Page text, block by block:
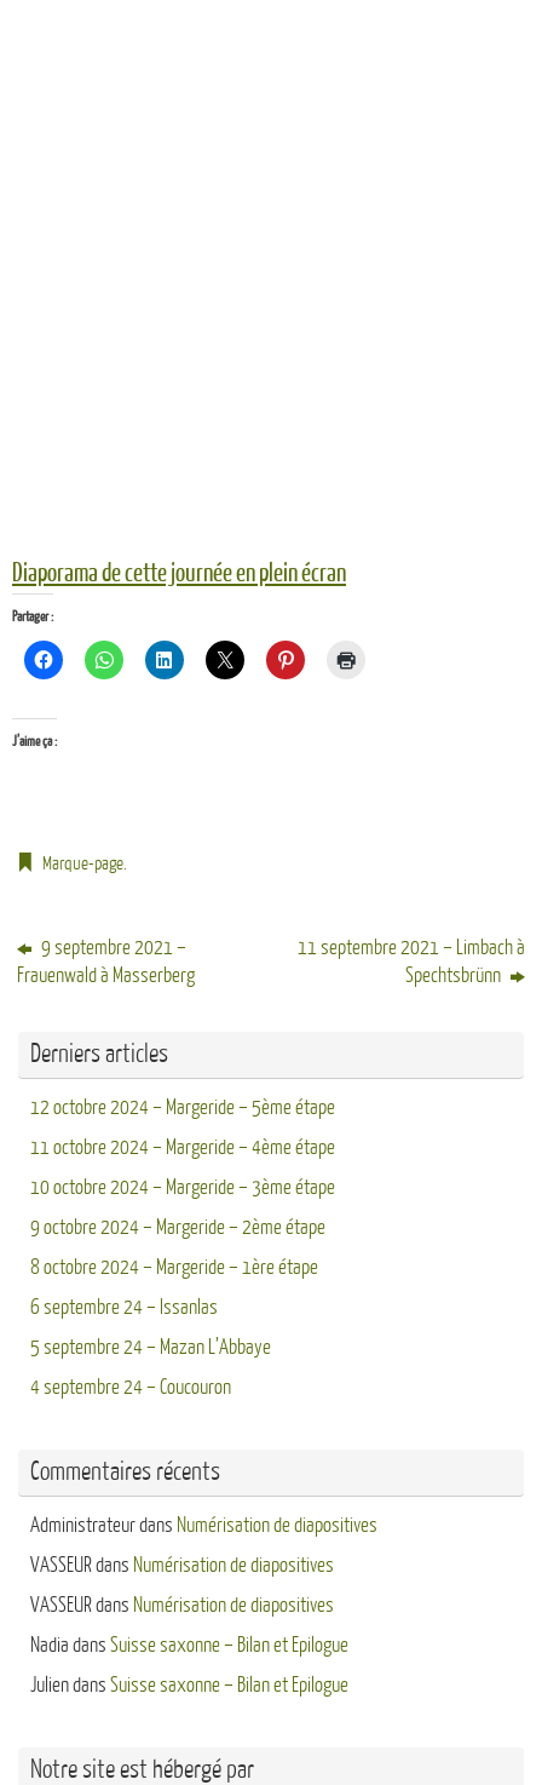
Diaporama de cette journée en plein écran
Partager :
J’aime ça :
Marque-page.
9 septembre 2021 –
Frauenwald à Masserberg
11 septembre 2021 – Limbach à
Spechtsbrünn
Derniers articles
12 octobre 2024 – Margeride – 5ème étape
11 octobre 2024 – Margeride – 4ème étape
10 octobre 2024 – Margeride – 3ème étape
9 octobre 2024 – Margeride – 2ème étape
8 octobre 2024 – Margeride – 1ère étape
6 septembre 24 – Issanlas
5 septembre 24 – Mazan L’Abbaye
4 septembre 24 – Coucouron
Commentaires récents
Administrateurdans Numérisation de diapositives
VASSEURdans Numérisation de diapositives
VASSEURdans Numérisation de diapositives
Nadia dans Suisse saxonne – Bilan et Epilogue
Juliendans Suisse saxonne – Bilan et Epilogue
Notre site est hébergé par